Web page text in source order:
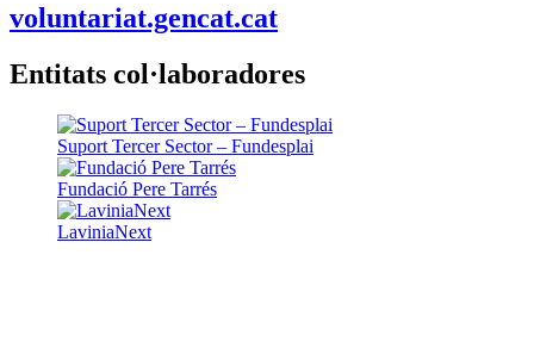
voluntariat.gencat.cat
Entitats col·laboradores
Suport Tercer Sector – Fundesplai
Fundació Pere Tarrés
LaviniaNext